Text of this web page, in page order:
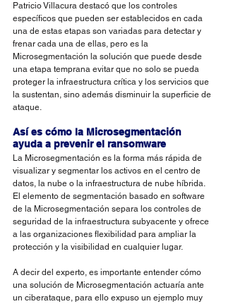
Patricio Villacura destacó que los controles
específicos que pueden ser establecidos en cada
una de estas etapas son variadas para detectar y
frenar cada una de ellas, pero es la
Microsegmentación la solución que puede desde
una etapa temprana evitar que no solo se pueda
proteger la infraestructura crítica y los servicios que
la sustentan, sino además disminuir la superficie de
ataque.
Así es cómo la Microsegmentación
ayuda a prevenir el ransomware
La Microsegmentación es la forma más rápida de
visualizar y segmentar los activos en el centro de
datos, la nube o la infraestructura de nube híbrida.
El elemento de segmentación basado en software
de la Microsegmentación separa los controles de
seguridad de la infraestructura subyacente y ofrece
a las organizaciones flexibilidad para ampliar la
protección y la visibilidad en cualquier lugar.
A decir del experto, es importante entender cómo
una solución de Microsegmentación actuaría ante
un ciberataque, para ello expuso un ejemplo muy